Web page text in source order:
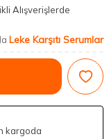
Alışverişlerde
Leke Karşıtı Serumlar
kargoda